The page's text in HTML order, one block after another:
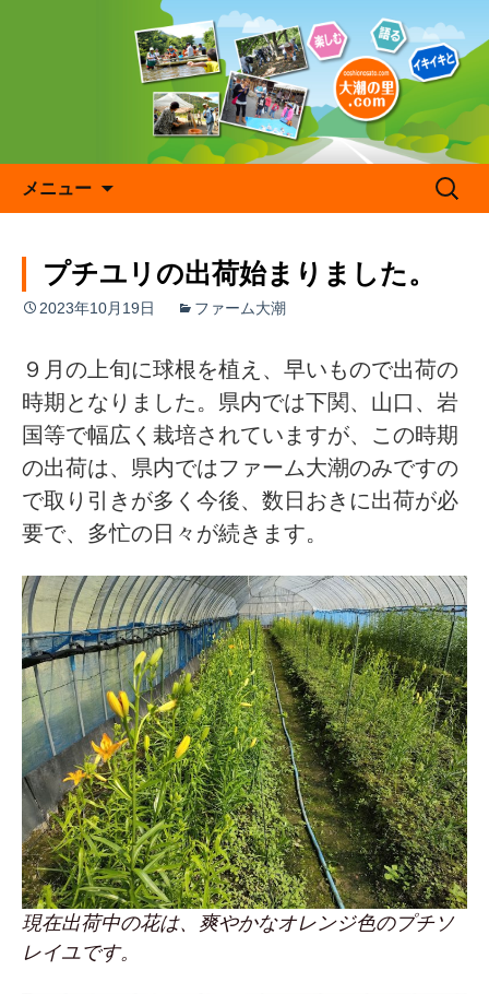
プ
メニュー
検
索:
プチユリの出荷始まりました。
2023年10月19日 ファーム大潮
９月の上旬に球根を植え、早いもので出荷の
時期となりました。県内では下関、山口、岩
国等で幅広く栽培されていますが、この時期
の出荷は、県内ではファーム大潮のみですの
で取り引きが多く今後、数日おきに出荷が必
要で、多忙の日々が続きます。
現在出荷中の花は、爽やかなオレンジ色のプチソ
レイユです。